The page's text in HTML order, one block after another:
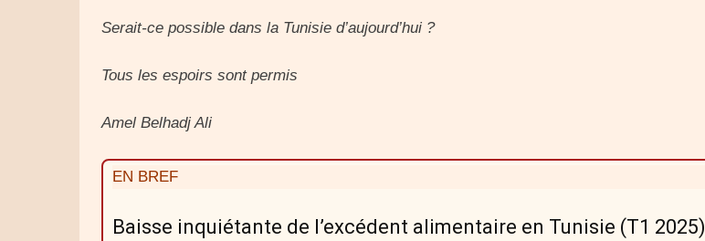
Serait-ce possible dans la Tunisie d’aujourd’hui ?
Tous les espoirs sont permis
Amel Belhadj Ali
EN BREF
Baisse inquiétante de l’excédent alimentaire en Tunisie (T1 2025)